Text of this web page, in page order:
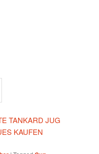
TANKARD JUG
KAUFEN